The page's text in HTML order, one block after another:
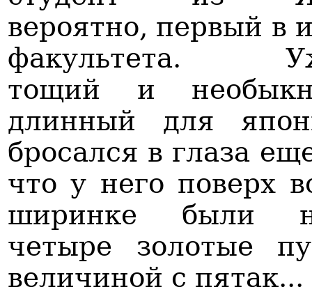
вероятно, первый в
факультета.
тощий и
длинный для
бросался в глаза
что у него поверх
ширинке были
четыре золотые
величиной с пятак...